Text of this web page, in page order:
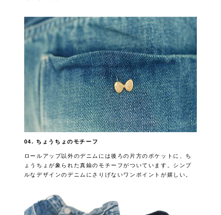
04. ちょうちょのモチーフ
ロールアップ以外のデニムには後ろの片方のポケットに、ち
ょうちょが象られた真鍮のモチーフがついています。シンプ
ルなデザインのデニムにさりげないワンポイントが嬉しい。